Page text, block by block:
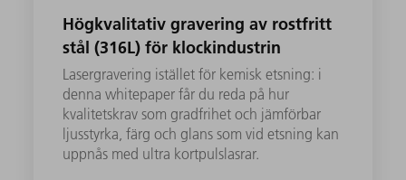
Högkvalitativ gravering av rostfritt
stål (316L) för klockindustrin
Lasergravering istället för kemisk etsning: i
denna whitepaper får du reda på hur
kvalitetskrav som gradfrihet och jämförbar
ljusstyrka, färg och glans som vid etsning kan
uppnås med ultra kortpulslasrar.